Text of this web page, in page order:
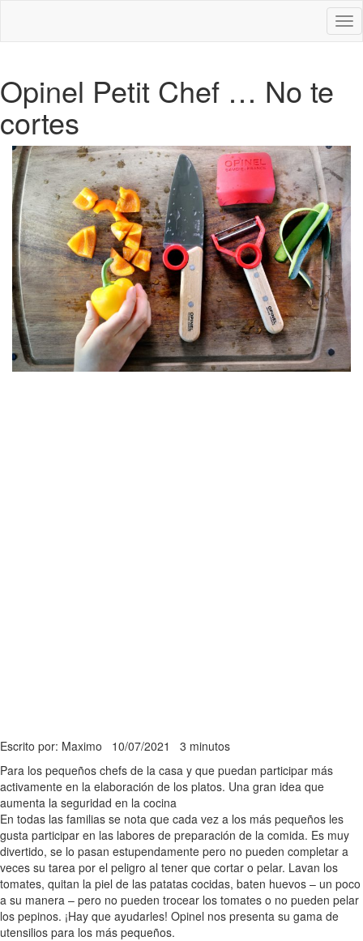
Opinel Petit Chef … No te
cortes
Escrito por: Maximo 10/07/2021 3 minutos
Para los pequeños chefs de la casa y que puedan participar más
activamente en la elaboración de los platos. Una gran idea que
aumenta la seguridad en la cocina
En todas las familias se nota que cada vez a los más pequeños les
gusta participar en las labores de preparación de la comida. Es muy
divertido, se lo pasan estupendamente pero no pueden completar a
veces su tarea por el peligro al tener que cortar o pelar. Lavan los
tomates, quitan la piel de las patatas cocidas, baten huevos – un poco
a su manera – pero no pueden trocear los tomates o no pueden pelar
los pepinos. ¡Hay que ayudarles! Opinel nos presenta su gama de
utensilios para los más pequeños.